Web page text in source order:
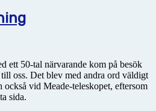
ett 50-tal närvarande kom på besök
oss. Det blev med andra ord väldigt
också vid Meade-teleskopet, eftersom
sida.